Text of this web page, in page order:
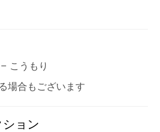
– こうもり
場合もございます
ョン